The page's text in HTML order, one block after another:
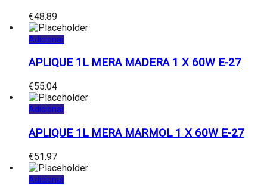
€48.89
Adicionar
APLIQUE 1L MERA MADERA 1 X 60W E-27
€55.04
Adicionar
APLIQUE 1L MERA MARMOL 1 X 60W E-27
€51.97
Adicionar